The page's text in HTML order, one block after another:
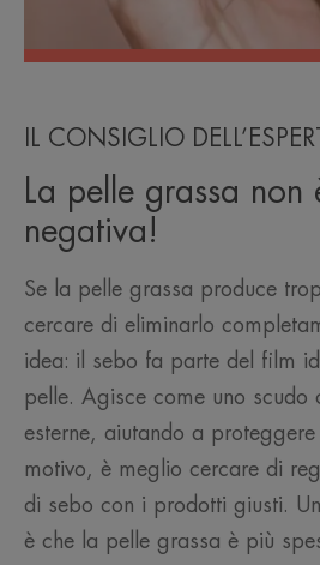
IL CONSIGLIO
La pelle grassa non
negativa!
Se la pelle grassa produce
cercare di eliminarlo
idea: il sebo fa parte del film
pelle. Agisce come uno scudo
esterne, aiutando a
motivo, è meglio cercare di
di sebo con i prodotti giusti.
è che la pelle grassa è più